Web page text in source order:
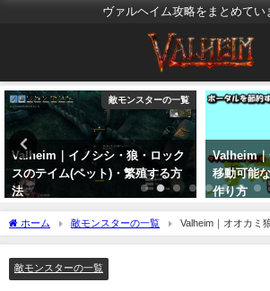
ヴァルヘイム攻略をまとめてい
お役立ち記事
Valheim｜一度行った場所に瞬間
移動可能なポータル(転送装置)の
作り方
Valheim|
法！アイ
画解説付
ホーム 敵モンスターの一覧
Valheim｜オオカミ
法！与えられる餌ドロップ紹介
敵モンスターの一覧